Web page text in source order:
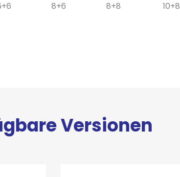
8+6 8+8 10+8
Versionen